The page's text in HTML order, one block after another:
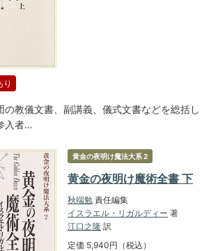
り
の教儀文書、副講義、儀式文書などを総括し
入者…
黄金の夜明け魔法大系 2
黄金の夜明け魔術全書 下
秋端勉 責任編集
イスラエル・リガルディー 著
江口之隆 訳
定価 5,940円（税込）